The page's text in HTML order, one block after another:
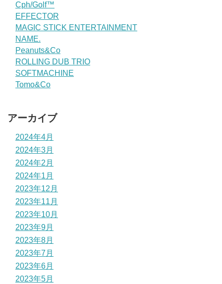
Cph/Golf™
EFFECTOR
MAGIC STICK ENTERTAINMENT
NAME.
Peanuts&Co
ROLLING DUB TRIO
SOFTMACHINE
Tomo&Co
アーカイブ
2024年4月
2024年3月
2024年2月
2024年1月
2023年12月
2023年11月
2023年10月
2023年9月
2023年8月
2023年7月
2023年6月
2023年5月